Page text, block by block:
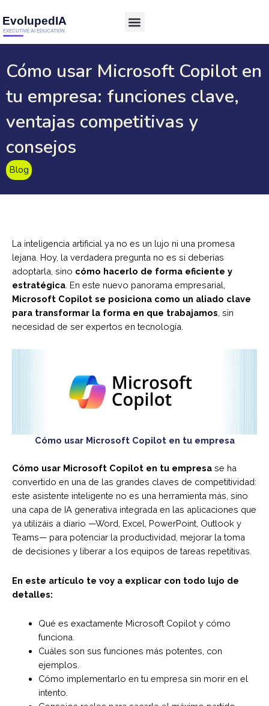
Cómo usar Microsoft Copilot en
tu empresa: funciones clave,
ventajas competitivas y
consejos
Blog
La inteligencia artificial ya no es un lujo ni una promesa
lejana. Hoy, la verdadera pregunta no es si deberías
adoptarla, sino cómo hacerlo de forma eficiente y
estratégica . En este nuevo panorama empresarial,
Microsoft Copilot se posiciona como un aliado clave
para transformar la forma en que trabajamos , sin
necesidad de ser expertos en tecnología.
Cómo usar Microsoft Copilot en tu empresa
Cómo usar Microsoft Copilot en tu empresa se ha
convertido en una de las grandes claves de competitividad:
este asistente inteligente no es una herramienta más, sino
una capa de IA generativa integrada en las aplicaciones que
ya utilizáis a diario —Word, Excel, PowerPoint, Outlook y
Teams— para potenciar la productividad, mejorar la toma
de decisiones y liberar a los equipos de tareas repetitivas.
En este artículo te voy a explicar con todo lujo de
detalles:
Qué es exactamente Microsoft Copilot y cómo
funciona.
Cuáles son sus funciones más potentes, con
ejemplos.
Cómo implementarlo en tu empresa sin morir en el
intento.